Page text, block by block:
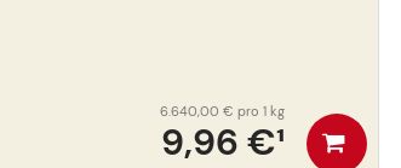
9,96 €¹
6.640,00 € pro 1 kg